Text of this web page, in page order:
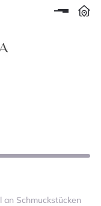
Schmuckstücken